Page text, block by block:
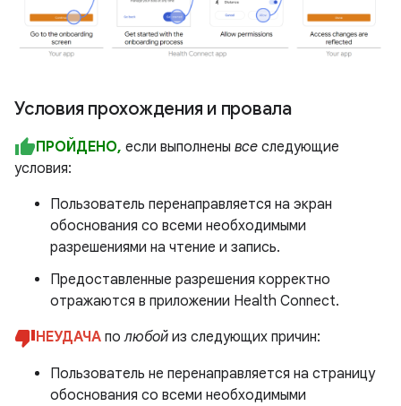
Условия прохождения и провала
ПРОЙДЕНО, если выполнены все следующие
условия:
Пользователь перенаправляется на экран
обоснования со всеми необходимыми
разрешениями на чтение и запись.
Предоставленные разрешения корректно
отражаются в приложении Health Connect.
НЕУДАЧА полюбой из следующих причин:
Пользователь не перенаправляется на страницу
обоснования со всеми необходимыми